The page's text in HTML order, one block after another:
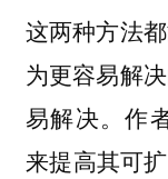
这两种方法
为更容易解
易解决。作
来提高其可